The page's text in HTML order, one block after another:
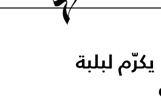
لبلبة